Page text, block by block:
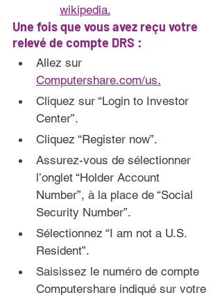
wikipedia.
Une fois que vous avez reçu votre
relevé de compte DRS :
Allez sur
Computershare.com/us.
Cliquez sur “Login to Investor
Center”.
Cliquez “Register now”.
Assurez-vous de sélectionner
l’onglet “Holder Account
Number”, à la place de “Social
Security Number”.
Sélectionnez “I am not a U.S.
Resident”.
Saisissez le numéro de compte
Computershare indiqué sur votre